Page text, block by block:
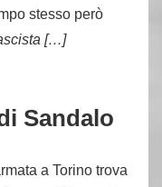
stesso però
[…]
Sandalo
a Torino trova